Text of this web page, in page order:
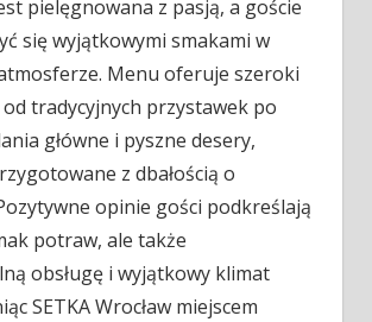
pielęgnowana z pasją, a goście
się wyjątkowymi smakami w
Menu oferuje szeroki
tradycyjnych przystawek po
główne i pyszne desery,
z dbałością o
opinie gości podkreślają
potraw, ale także
obsługę i wyjątkowy klimat
SETKA Wrocław miejscem